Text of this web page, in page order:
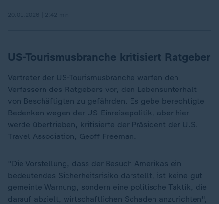
US-Tourismusbranche kritisiert Ratgeber
Vertreter der US-Tourismusbranche warfen den
Verfassern des Ratgebers vor, den Lebensunterhalt
von Beschäftigten zu gefährden. Es gebe berechtigte
Bedenken wegen der US-Einreisepolitik, aber hier
werde übertrieben, kritisierte der Präsident der U.S.
Travel Association, Geoff Freeman.
"Die Vorstellung, dass der Besuch Amerikas ein
bedeutendes Sicherheitsrisiko darstellt, ist keine gut
gemeinte Warnung, sondern eine politische Taktik, die
darauf abzielt, wirtschaftlichen Schaden anzurichten",